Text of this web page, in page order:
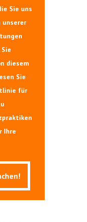
Sie uns
unserer
diesem
Sie
für
Ihre